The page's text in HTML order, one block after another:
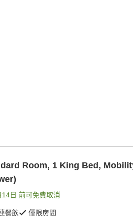
Room, 1 King Bed,
14日 前可免費取消
餐飲 僅限房間